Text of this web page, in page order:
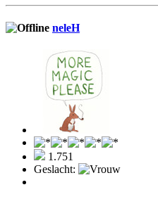
neleH
1.751
Geslacht: